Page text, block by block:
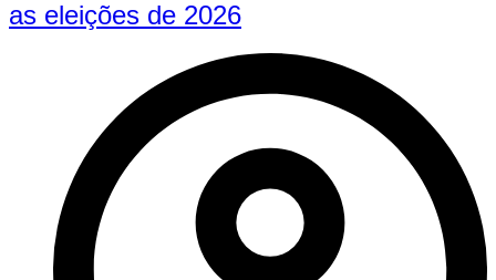
as eleições de 2026